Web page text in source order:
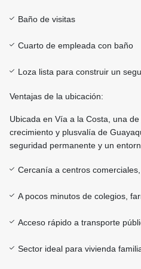
Baño de visitas
Cuarto de empleada con baño
Loza lista para construir un
Ventajas de la ubicación:
Ubicada en Vía a la Costa, una
crecimiento y plusvalía de
seguridad permanente y un
Cercanía a centros
A pocos minutos de colegios,
Acceso rápido a transporte
Sector ideal para vivienda